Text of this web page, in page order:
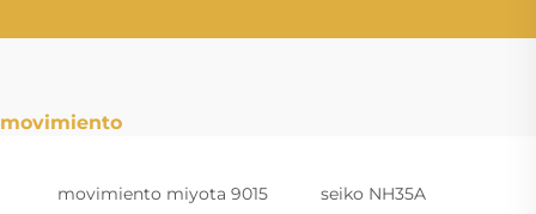
movimiento
movimiento miyota 9015 seiko NH35A